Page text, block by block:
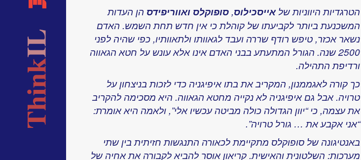
הטרגדיות היווניות שלאייסכילוס, סופוקלס ואווריפידס הן העדות
המשכנעת ביותר לקביעתו של קוהלת כי אין חדש תחת השמש. האדם
נשאר אכזר, טיפש רודף שררה ועבד לגאוותו ולתאוותיו, כפי שהיה לפני
2500 שנה. הגורל המתעתע בבני האדם אינו אלא עונש על חטא הגאווה
ורדיפת התהילה.
כך קורה לאגממנון, המקריב את בתו איפיגניה כדי לזכות בניצחון על
טרויה. אבל גם איפיגניה לא נקייה מחטא הגאווה. היא מסכימה להקריב
את עצמה, כי “יוון הגדולה כולה מביטה עכשיו אלי”, ולאמה היא אומרת:
“אני אקבע את … גורל טרויה”.
באנטיגונה של סופוקלס מתקיימת לכאורה התנגשות חזיתית בין שתי
מערכות: השלטונית והאישית. קריאון אוסר להביא לקבורה את אחיה של